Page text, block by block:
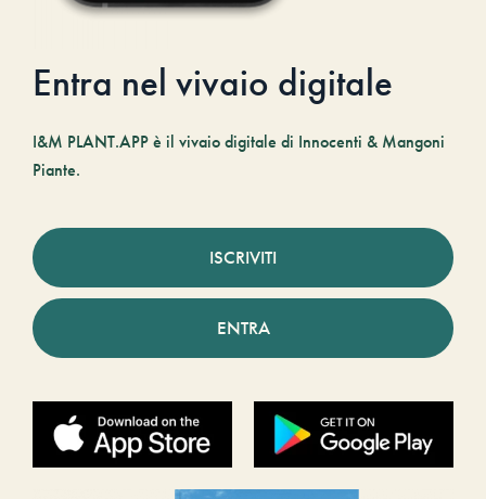
Entra nel vivaio digitale
I&M PLANT.APP è il vivaio digitale di Innocenti & Mangoni
Piante.
ISCRIVITI
ENTRA